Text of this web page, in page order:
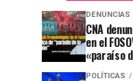
DENUNCIAS
CNA
en el
«paraíso
POLÍTICAS